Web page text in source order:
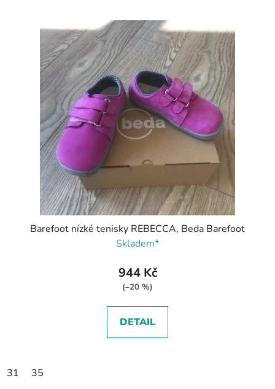
Barefoot nízké tenisky REBECCA, Beda Barefoot
Skladem*
944 Kč
(–20 %)
DETAIL
31 35